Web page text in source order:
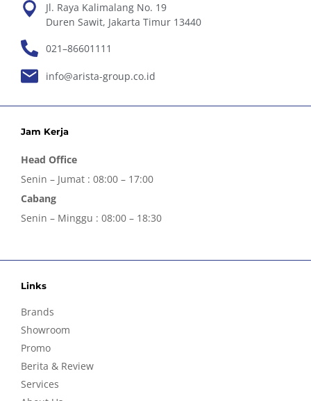
Jl. Raya Kalimalang No. 19
Duren Sawit, Jakarta Timur 13440
021–86601111
info@arista-group.co.id
Jam Kerja
Head Office
Senin – Jumat : 08:00 – 17:00
Cabang
Senin – Minggu : 08:00 – 18:30
Links
Brands
Showroom
Promo
Berita & Review
Services